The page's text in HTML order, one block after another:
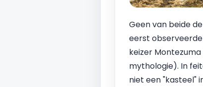
Geen van beide
eerst
keizer
mythologie). In
niet een "kasteel"